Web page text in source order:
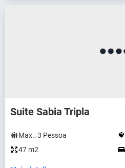
Suite Sabia Tripla
Max.:3 Pessoa
47 m2